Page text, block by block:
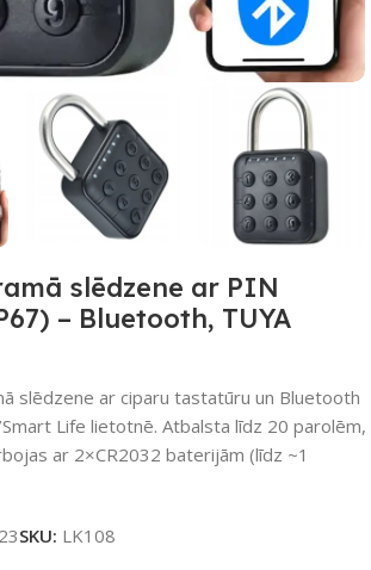
lai palielinātu
slēdzene ar PIN
– Bluetooth, TUYA
slēdzene ar ciparu tastatūru un Bluetooth
Life lietotnē. Atbalsta līdz 20 parolēm,
ar 2×CR2032 baterijām (līdz ~1
SKU: LK108